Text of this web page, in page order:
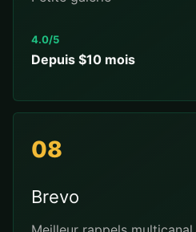
4.0/5
Depuis $10 mois
08
Brevo